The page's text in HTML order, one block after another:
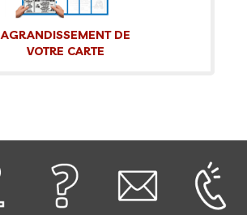
AGRANDISSEMENT DE
VOTRE CARTE